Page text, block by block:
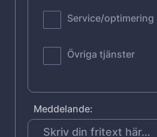
Service/optimering
Övriga tjänster
Meddelande: